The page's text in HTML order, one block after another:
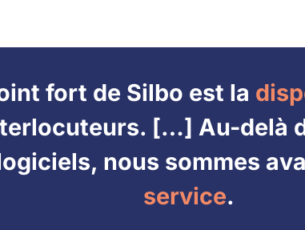
fort de Silbo est la
[…] Au-delà
nous sommes
service.